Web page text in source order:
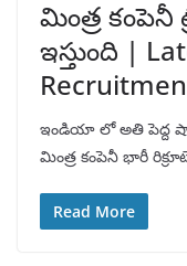
మింత్ర
ఇస్తుంది |
ఇండియా లో అతి పెద్ద
మింత్ర కంపెనీ భారీ
Read More